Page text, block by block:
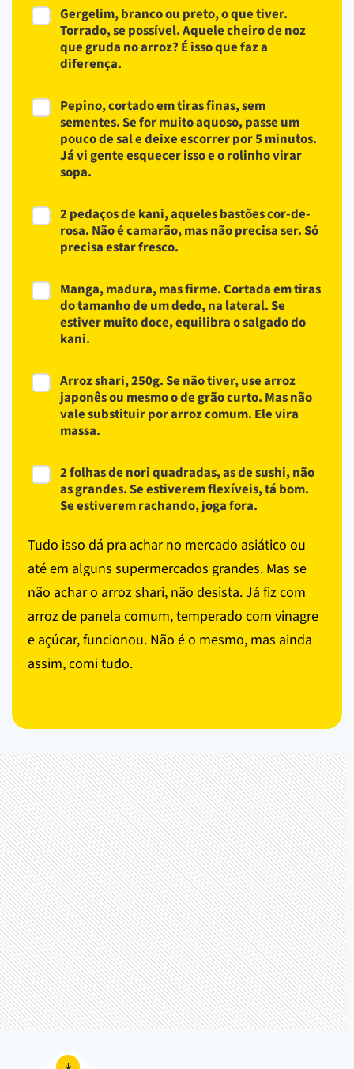
Gergelim, branco ou preto, o que tiver.
Torrado, se possível. Aquele cheiro de noz
que gruda no arroz? É isso que faz a
diferença.
Pepino, cortado em tiras finas, sem
sementes. Se for muito aquoso, passe um
pouco de sal e deixe escorrer por 5 minutos.
Já vi gente esquecer isso e o rolinho virar
sopa.
2 pedaços de kani, aqueles bastões cor-de-
rosa. Não é camarão, mas não precisa ser. Só
precisa estar fresco.
Manga, madura, mas firme. Cortada em tiras
do tamanho de um dedo, na lateral. Se
estiver muito doce, equilibra o salgado do
kani.
Arroz shari, 250g. Se não tiver, use arroz
japonês ou mesmo o de grão curto. Mas não
vale substituir por arroz comum. Ele vira
massa.
2 folhas de nori quadradas, as de sushi, não
as grandes. Se estiverem flexíveis, tá bom.
Se estiverem rachando, joga fora.
Tudo isso dá pra achar no mercado asiático ou
até em alguns supermercados grandes. Mas se
não achar o arroz shari, não desista. Já fiz com
arroz de panela comum, temperado com vinagre
e açúcar, funcionou. Não é o mesmo, mas ainda
assim, comi tudo.